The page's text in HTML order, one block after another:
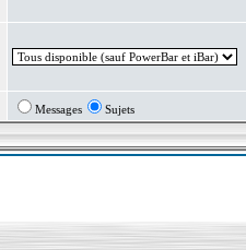
Messages Sujets